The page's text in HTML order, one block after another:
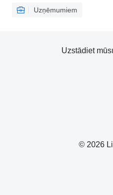
Uzņēmumiem
© 2026
Uzstādiet